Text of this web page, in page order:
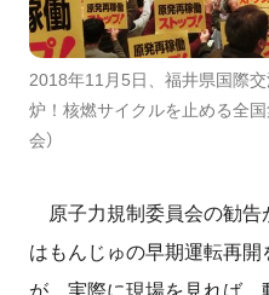
2018年11月5日、福井県国際
炉！核燃サイクルを止める全国
会）
原子力規制委員会の勧告
はもんじゅの早期運転再
が、実際に現場を見れば